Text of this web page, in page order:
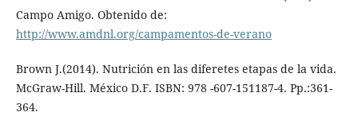
Campo Amigo. Obtenido de:
http://www.amdnl.org/campamentos-de-verano
Brown J.(2014). Nutrición en las diferetes etapas de la vida.
McGraw-Hill. México D.F. ISBN: 978 -607-151187-4. Pp.:361-
364.